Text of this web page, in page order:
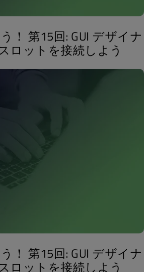
！ 第15回: GUI デザイナ
ロットを接続しよう
！ 第15回: GUI デザイナ
ロットを接続しよう